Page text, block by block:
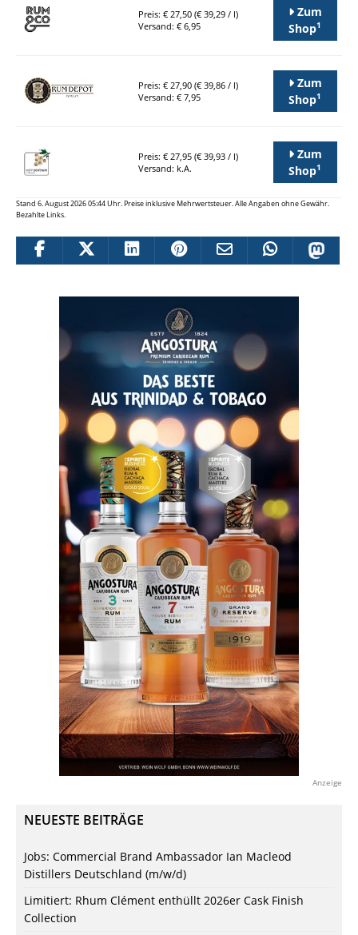
Preis: € 27,50 (€ 39,29 / l)
Versand: € 6,95
Zum
Shop1
Preis: € 27,90 (€ 39,86 / l)
Versand: € 7,95
Zum
Shop1
Preis: € 27,95 (€ 39,93 / l)
Versand: k.A.
Zum
Shop1
Stand 6. August 2026 05:44 Uhr. Preise inklusive Mehrwertsteuer. Alle Angaben ohne Gewähr.
Bezahlte Links.
Anzeige
NEUESTE BEITRÄGE
Jobs: Commercial Brand Ambassador Ian Macleod
Distillers Deutschland (m/w/d)
Limitiert: Rhum Clément enthüllt 2026er Cask Finish
Collection